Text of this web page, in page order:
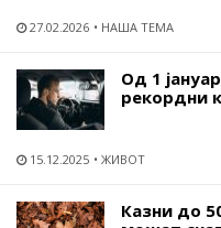
27.02.2026 НАША ТЕМА
Од 1
рекордни
15.12.2025 ЖИВОТ
Казни до